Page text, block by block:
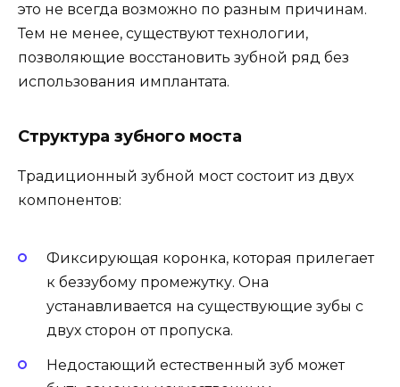
это не всегда возможно по разным причинам.
Тем не менее, существуют технологии,
позволяющие восстановить зубной ряд без
использования имплантата.
Структура зубного моста
Традиционный зубной мост состоит из двух
компонентов:
Фиксирующая коронка, которая прилегает
к беззубому промежутку. Она
устанавливается на существующие зубы с
двух сторон от пропуска.
Недостающий естественный зуб может